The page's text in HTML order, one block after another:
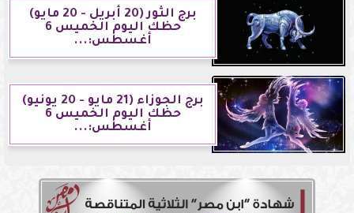
برج الثور (20 أبريل - 20 مايو)
حظك اليوم الخميس 6
أغسطس:...
برج الجوزاء (21 مايو - 20 يونيو)
حظك اليوم الخميس 6
أغسطس:...